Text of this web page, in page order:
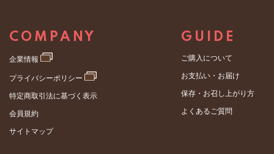
GUIDE
ご購入について
お支払い・お届け
保存・お召し上がり方
よくあるご質問
COMPANY
企業情報
プライバシーポリシー
特定商取引法に基づく表示
会員規約
サイトマップ